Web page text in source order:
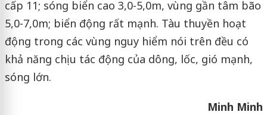
cấp 11; sóng biển cao 3,0-5,0m, vùng gần tâm bão
5,0-7,0m; biển động rất mạnh. Tàu thuyền hoạt
động trong các vùng nguy hiểm nói trên đều có
khả năng chịu tác động của dông, lốc, gió mạnh,
sóng lớn.
Minh Minh